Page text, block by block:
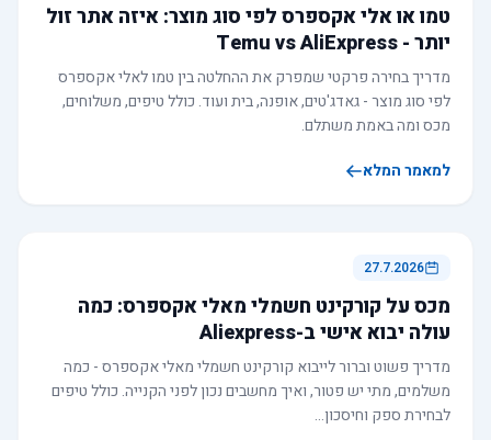
טמו או אלי אקספרס לפי סוג מוצר: איזה אתר זול
יותר - Temu vs AliExpress
מדריך בחירה פרקטי שמפרק את ההחלטה בין טמו לאלי אקספרס
לפי סוג מוצר - גאדג'טים, אופנה, בית ועוד. כולל טיפים, משלוחים,
מכס ומה באמת משתלם.
למאמר המלא
27.7.2026
מכס על קורקינט חשמלי מאלי אקספרס: כמה
עולה יבוא אישי ב-Aliexpress
מדריך פשוט וברור לייבוא קורקינט חשמלי מאלי אקספרס - כמה
משלמים, מתי יש פטור, ואיך מחשבים נכון לפני הקנייה. כולל טיפים
לבחירת ספק וחיסכון…